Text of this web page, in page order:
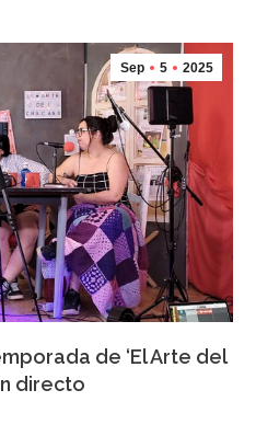
Sep 5 2025
de ‘El Arte del
directo